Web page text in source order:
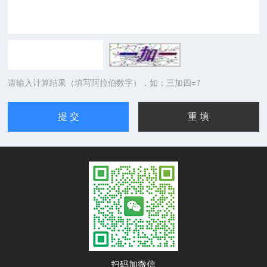
请输入计算结果（填写阿拉伯数字），如：三加四=7
扫码加微信